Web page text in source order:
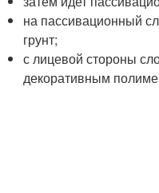
на пассивационный
грунт;
с лицевой стороны
декоративным